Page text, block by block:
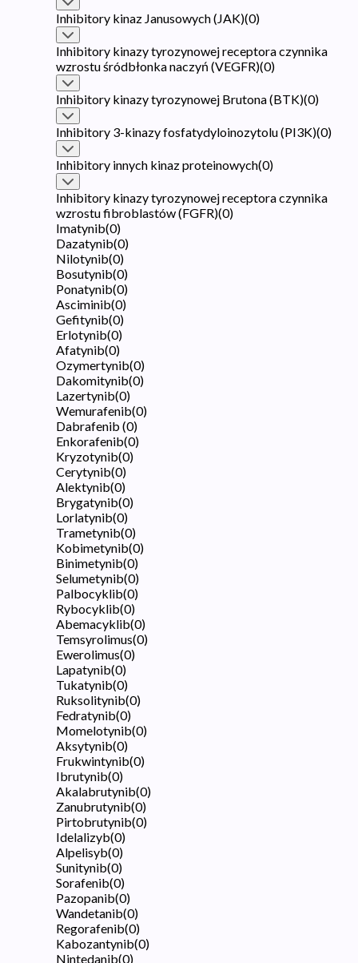
Inhibitory kinaz Janusowych (JAK)(0)
Inhibitory kinazy tyrozynowej receptora czynnika
wzrostu śródbłonka naczyń (VEGFR)(0)
Inhibitory kinazy tyrozynowej Brutona (BTK)(0)
Inhibitory 3-kinazy fosfatydyloinozytolu (PI3K)(0)
Inhibitory innych kinaz proteinowych(0)
Inhibitory kinazy tyrozynowej receptora czynnika
wzrostu fibroblastów (FGFR)(0)
Imatynib(0)
Dazatynib(0)
Nilotynib(0)
Bosutynib(0)
Ponatynib(0)
Asciminib(0)
Gefitynib(0)
Erlotynib(0)
Afatynib(0)
Ozymertynib(0)
Dakomitynib(0)
Lazertynib(0)
Wemurafenib(0)
Dabrafenib (0)
Enkorafenib(0)
Kryzotynib(0)
Cerytynib(0)
Alektynib(0)
Brygatynib(0)
Lorlatynib(0)
Trametynib(0)
Kobimetynib(0)
Binimetynib(0)
Selumetynib(0)
Palbocyklib(0)
Rybocyklib(0)
Abemacyklib(0)
Temsyrolimus(0)
Ewerolimus(0)
Lapatynib(0)
Tukatynib(0)
Ruksolitynib(0)
Fedratynib(0)
Momelotynib(0)
Aksytynib(0)
Frukwintynib(0)
Ibrutynib(0)
Akalabrutynib(0)
Zanubrutynib(0)
Pirtobrutynib(0)
Idelalizyb(0)
Alpelisyb(0)
Sunitynib(0)
Sorafenib(0)
Pazopanib(0)
Wandetanib(0)
Regorafenib(0)
Kabozantynib(0)
Nintedanib(0)